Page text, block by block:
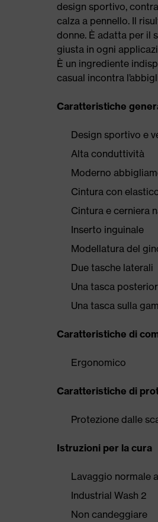
design sportivo,
calza a pennello. Il
donne. È adatta per il
giusta in ogni
È un ingrediente
casual incontra
Caratteristiche
Design sportivo e
Alta conduttività
Moderno
Cintura con
Cintura e cerniera
Inserto inguinale
Modellatura del
Due tasche laterali
Una tasca
Una tasca sulla
Caratteristiche di
Ergonomico
Caratteristiche di
Protezione dalle
Istruzioni per la cura
Lavaggio normale
Industrial Wash 2
Non candeggiare